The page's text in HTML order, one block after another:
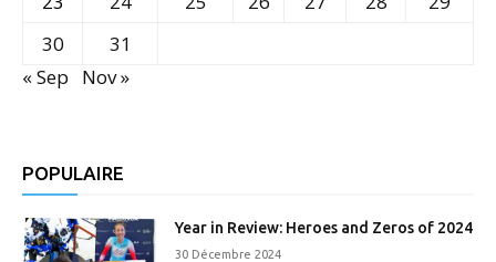
30
31
« Sep
Nov »
POPULAIRE
Year in Review: Heroes and Zeros of 2024
30 Décembre 2024